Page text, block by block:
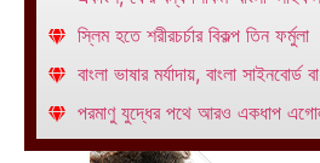
স্লিম হতে শরীরচর্চার বিকল্প তিন ফর্মুলা
বাংলা ভাষার মর্যাদায়, বাংলা
পরমাণু যুদ্ধের পথে আরও একধাপ